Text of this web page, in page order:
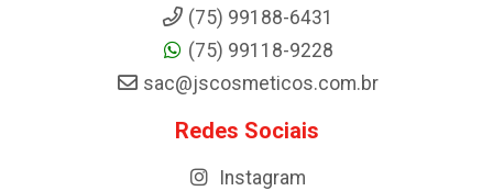
(75) 99188-6431
(75) 99118-9228
sac@jscosmeticos.com.br
Redes Sociais
Instagram